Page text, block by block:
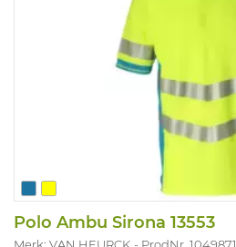
Polo Ambu Sirona 13553